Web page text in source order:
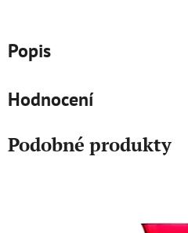
Popis
Hodnocení
Podobné produkty